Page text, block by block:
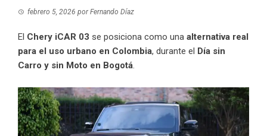
febrero 5, 2026 porFernando Díaz
El Chery iCAR 03 se posiciona como una alternativa real
para el uso urbano en Colombia, durante el Día sin
Carro y sin Moto en Bogotá